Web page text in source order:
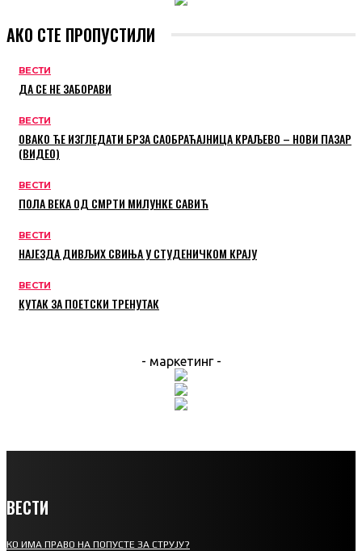
АКО СТЕ ПРОПУСТИЛИ
ВЕСТИ
ДА СЕ НЕ ЗАБОРАВИ
ВЕСТИ
ОВАКО ЋЕ ИЗГЛЕДАТИ БРЗА САОБРАЋАЈНИЦА КРАЉЕВО – НОВИ ПАЗАР
(ВИДЕО)
ВЕСТИ
ПОЛА ВЕКА ОД СМРТИ МИЛУНКЕ САВИЋ
ВЕСТИ
НАЈЕЗДА ДИВЉИХ СВИЊА У СТУДЕНИЧКОМ КРАЈУ
ВЕСТИ
КУТАК ЗА ПОЕТСКИ ТРЕНУТАК
- маркетинг -
ВЕСТИ
КО ИМА ПРАВО НА ПОПУСТЕ ЗА СТРУЈУ?